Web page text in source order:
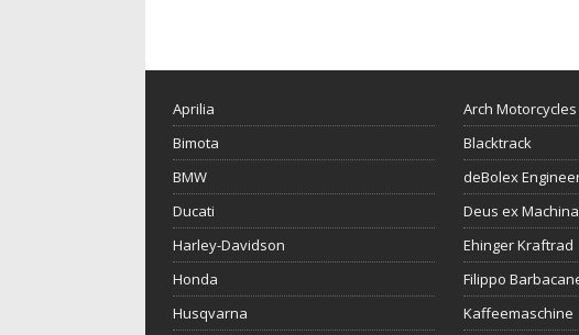
Aprilia
Bimota
BMW
Ducati
Harley-Davidson
Honda
Husqvarna
Arch Motorcycles
Blacktrack
deBolex
Deus ex Machina
Ehinger Kraftrad
Filippo
Kaffeemaschine